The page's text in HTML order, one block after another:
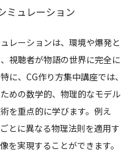
ミュレーション
レーションは、環境や爆発と
視聴者が物語の世界に完全に
に、CG作り方集中講座では、
めの数学的、物理的なモデル
を重点的に学びます。例え
とに異なる物理法則を適用す
を実現することができます。